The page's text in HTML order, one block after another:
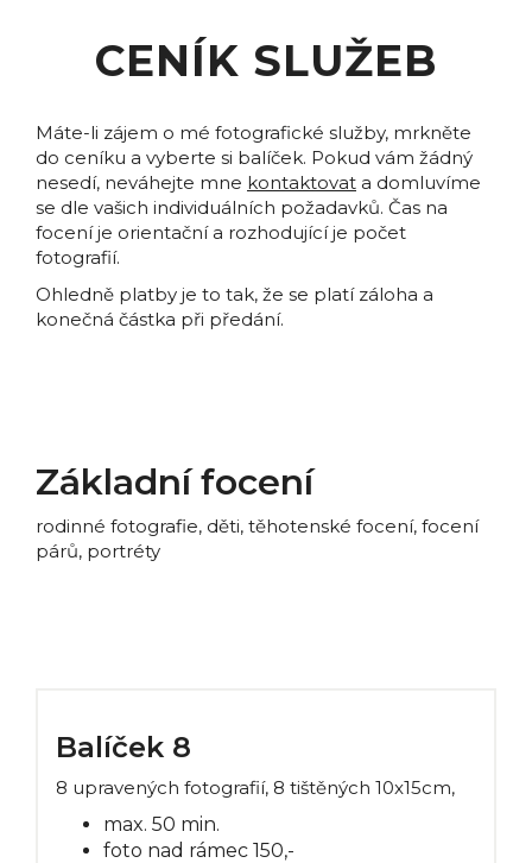
CENÍK SLUŽEB
Máte-li zájem o mé fotografické služby, mrkněte
do ceníku a vyberte si balíček. Pokud vám žádný
nesedí, neváhejte mne kontaktovat a domluvíme
se dle vašich individuálních požadavků. Čas na
focení je orientační a rozhodující je počet
fotografií.
Ohledně platby je to tak, že se platí záloha a
konečná částka při předání.
Základní focení
rodinné fotografie, děti, těhotenské focení, focení
párů, portréty
Balíček 8
8 upravených fotografií, 8 tištěných 10x15cm,
max. 50 min.
foto nad rámec 150,-